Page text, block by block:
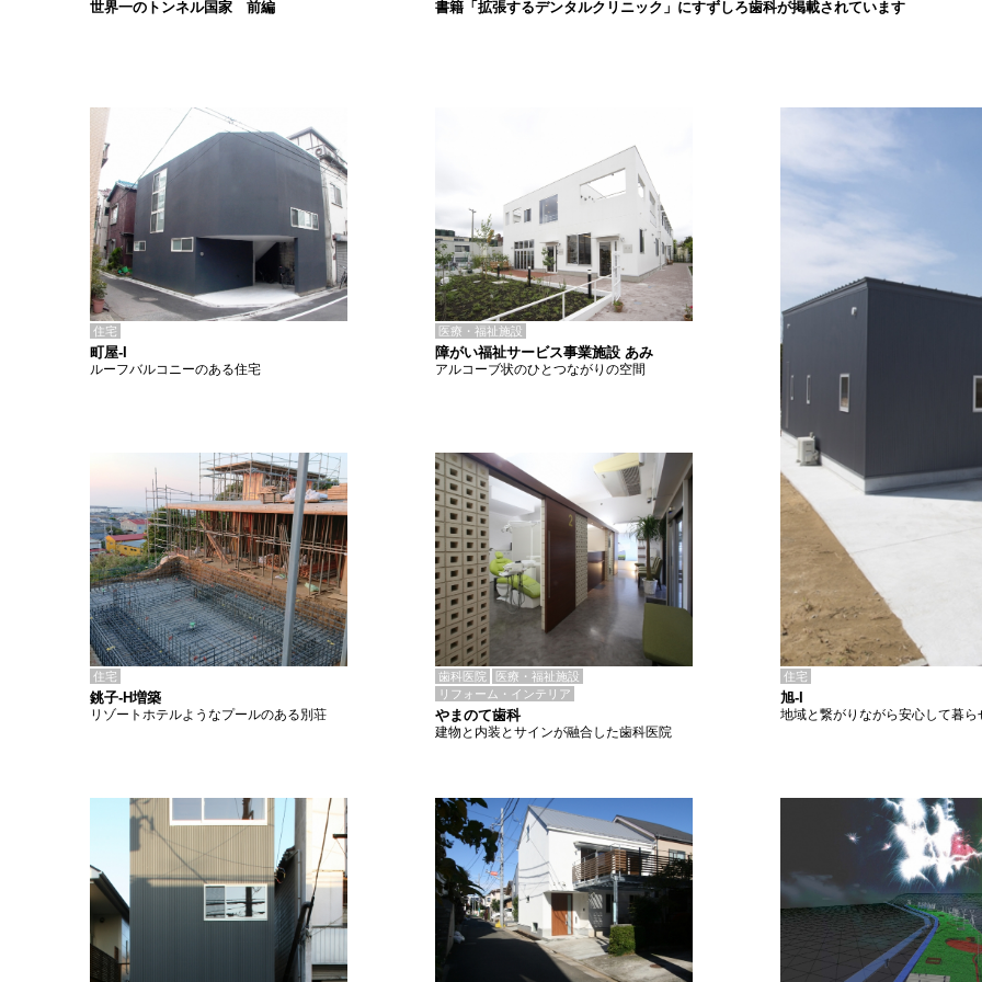
書籍「拡張するデンタルクリニック」にすずしろ歯科が掲載されています
世界一のトンネル国家 前編
住宅
町屋-I
ルーフバルコニーのある住宅
医療・福祉施設
障がい福祉サービス事業施設 あみ
アルコーブ状のひとつながりの空間
住宅
銚子-H増築
リゾートホテルようなプールのある別荘
歯科医院
医療・福祉施設
リフォーム・インテリア
やまのて歯科
建物と内装とサインが融合した歯科医院
住宅
旭-I
地域と繋がりながら安心して暮ら